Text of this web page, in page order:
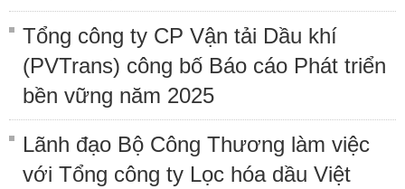
Tổng công ty CP Vận tải Dầu khí
(PVTrans) công bố Báo cáo Phát triển
bền vững năm 2025
Lãnh đạo Bộ Công Thương làm việc
với Tổng công ty Lọc hóa dầu Việt